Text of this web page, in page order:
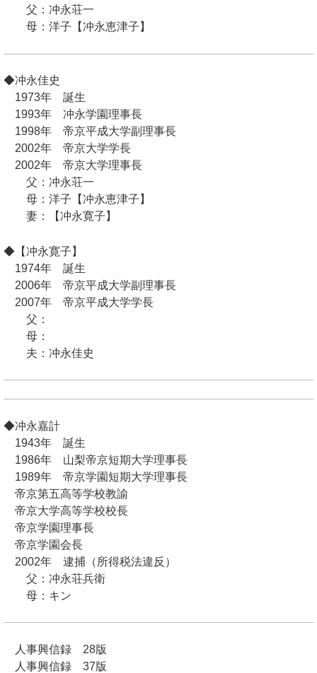
父：冲永荘一
母：洋子【冲永恵津子】
◆冲永佳史
1973年 誕生
1993年 冲永学園理事長
1998年 帝京平成大学副理事長
2002年 帝京大学学長
2002年 帝京大学理事長
父：冲永荘一
母：洋子【冲永恵津子】
妻：【冲永寛子】
◆【冲永寛子】
1974年 誕生
2006年 帝京平成大学副理事長
2007年 帝京平成大学学長
父：
母：
夫：冲永佳史
◆冲永嘉計
1943年 誕生
1986年 山梨帝京短期大学理事長
1989年 帝京学園短期大学理事長
帝京第五高等学校教諭
帝京大学高等学校校長
帝京学園理事長
帝京学園会長
2002年 逮捕（所得税法違反）
父：冲永荘兵衛
母：キン
人事興信録 28版
人事興信録 37版